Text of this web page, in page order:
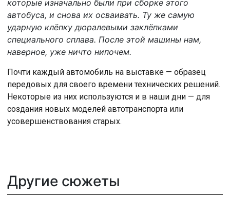
которые изначально были при сборке этого
автобуса, и снова их осваивать. Ту же самую
ударную клёпку дюралевыми заклёпками
специального сплава. После этой машины нам,
наверное, уже ничто нипочем.
Почти каждый автомобиль на выставке — образец
передовых для своего времени технических решений.
Некоторые из них используются и в наши дни — для
создания новых моделей автотранспорта или
усовершенствования старых.
Другие сюжеты